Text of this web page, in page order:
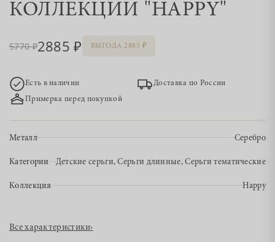
КОЛЛЕКЦИИ "HAPPY"
5770 2885 ВЫГОДА 2885
Есть в наличии
Доставка по России
Примерка перед покупкой
Металл Серебро
Категории Детские серьги, Серьги длинные, Серьги тематические
Коллекция Happy
Все характеристики›